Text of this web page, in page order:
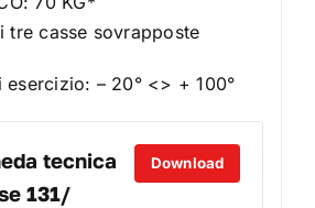
tre casse sovrapposte
esercizio: – 20° <> + 100°
tecnica
131/
Download